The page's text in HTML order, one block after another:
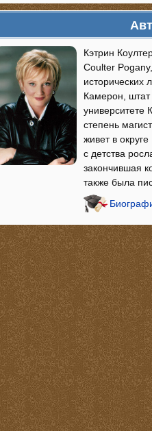
Кэтрин
Coulter
исторических
Камерон, штат
университете
степень
живет в
с детства
закончившая
также была